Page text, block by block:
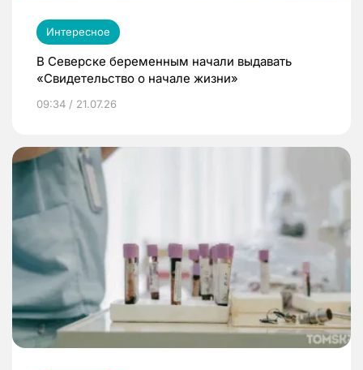
Интересное
В Северске беременным начали выдавать
«Свидетельство о начале жизни»
09:34 / 21.07.26